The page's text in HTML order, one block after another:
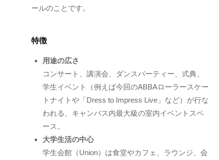
ールのことです。
特徴
用途の広さ
コンサート、講演会、ダンスパーティー、式典、
学生イベント（例えば今回のABBAローラースケー
トナイトや「Dress to Impress Live」など）が行な
われる、キャンパス内最大級の室内イベントスペ
ース。
大学生活の中心
学生会館（Union）は食堂やカフェ、ラウンジ、会